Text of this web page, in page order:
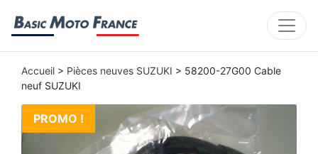
Accueil > Pièces neuves SUZUKI > 58200-27G00 Cable
neuf SUZUKI
PROMO !